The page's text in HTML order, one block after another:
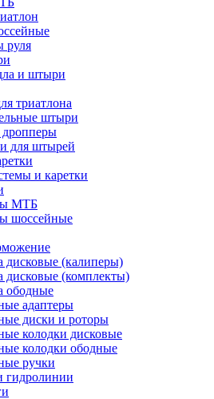
руля
и штыри
триатлона
штыри
для штырей
и каретки
МТБ
шоссейные
дисковые (калиперы)
дисковые (комплекты)
ободные
адаптеры
диски и роторы
колодки дисковые
колодки ободные
ручки
гидролинии